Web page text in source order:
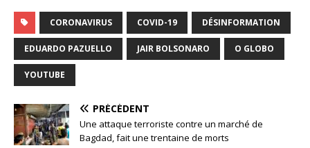
CORONAVIRUS COVID-19 DÉSINFORMATION
EDUARDO PAZUELLO JAIR BOLSONARO O GLOBO
YOUTUBE
PRÉCÉDENT
Une attaque terroriste contre un marché de
Bagdad, fait une trentaine de morts